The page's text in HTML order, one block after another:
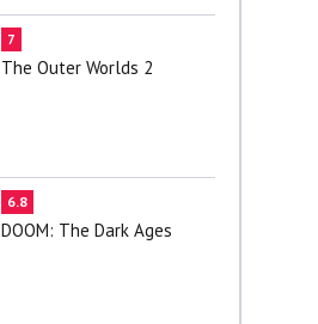
7
The Outer Worlds 2
6.8
DOOM: The Dark Ages